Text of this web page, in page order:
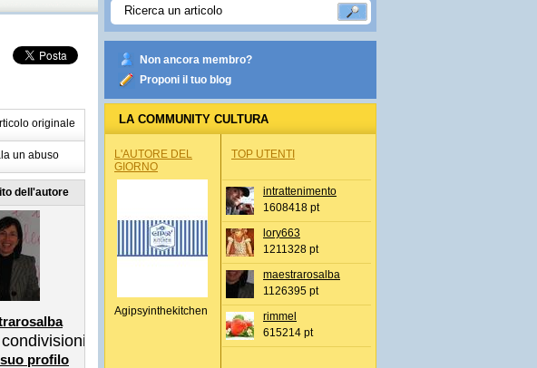
originale
un abuso
dell'autore
condivisioni
profilo
Non ancora membro?
Proponi il tuo blog
LA COMMUNITY CULTURA
L'AUTORE DEL
GIORNO
Agipsyinthekitchen
TOP UTENTI
intrattenimento
1608418 pt
lory663
1211328 pt
maestrarosalba
1126395 pt
rimmel
615214 pt